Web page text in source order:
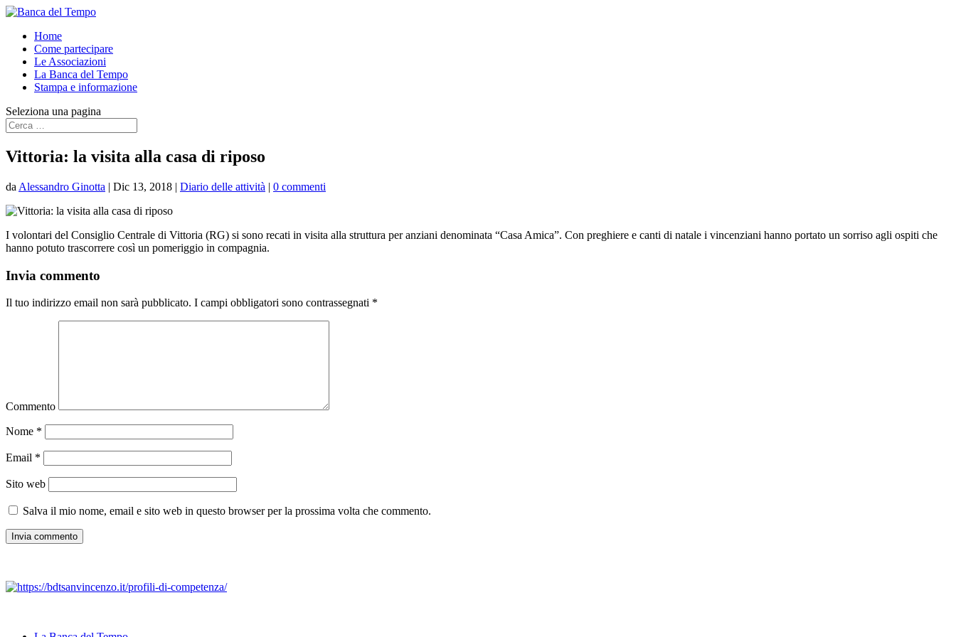
Home
Come partecipare
Le Associazioni
La Banca del Tempo
Stampa e informazione
Seleziona una pagina
Vittoria: la visita alla casa di riposo
da Alessandro Ginotta | Dic 13, 2018 | Diario delle attività | 0 commenti
I volontari del Consiglio Centrale di Vittoria (RG) si sono recati in visita alla struttura per anziani denominata “Casa Amica”. Con preghiere e canti di natale i vincenziani hanno portato un sorriso agli ospiti che
hanno potuto trascorrere così un pomeriggio in compagnia.
Invia commento
Il tuo indirizzo email non sarà pubblicato. I campi obbligatori sono contrassegnati *
Commento
Nome *
Email *
Sito web
Salva il mio nome, email e sito web in questo browser per la prossima volta che commento.